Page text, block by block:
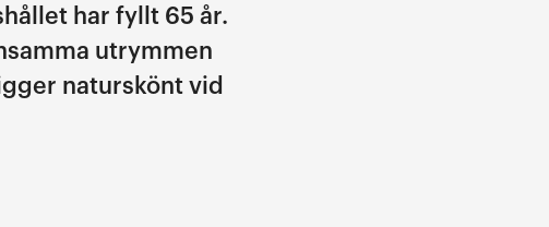
har fyllt 65 år.
utrymmen
naturskönt vid